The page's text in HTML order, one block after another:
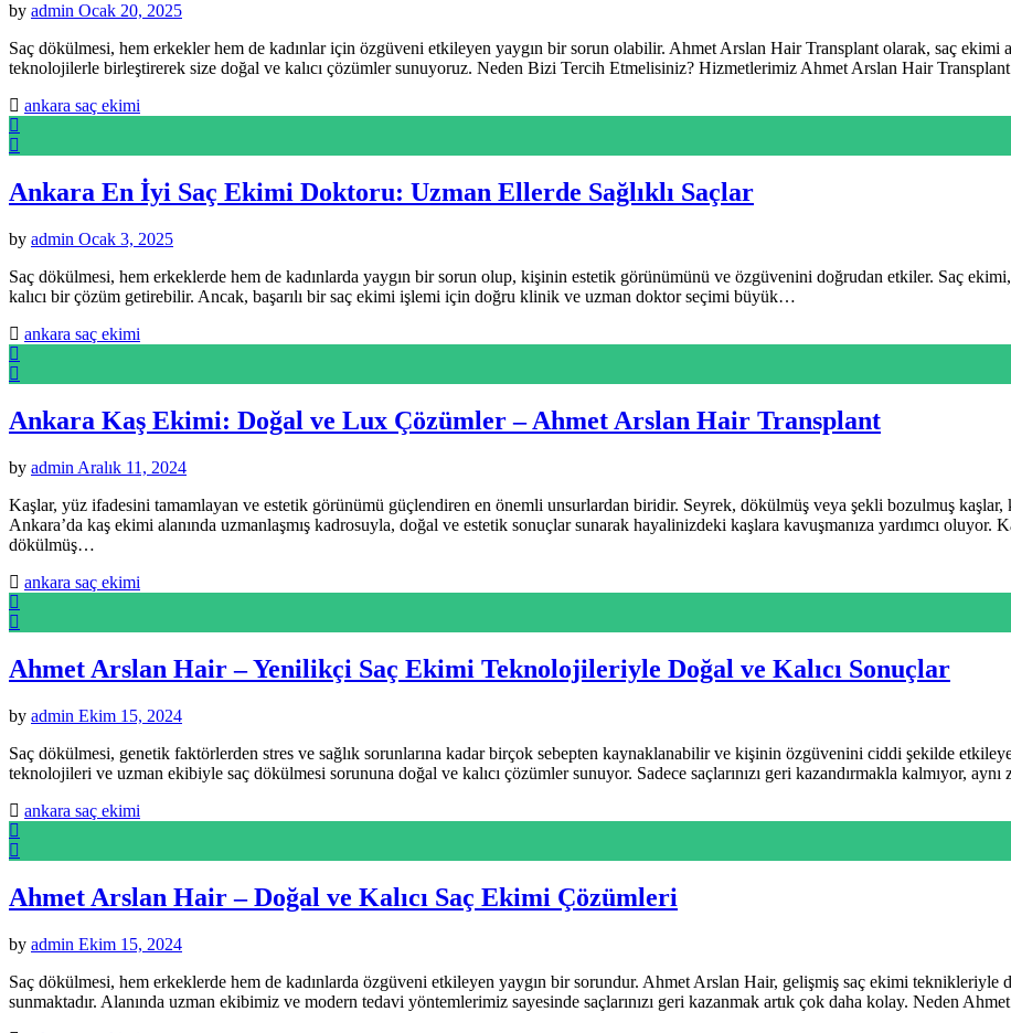
by admin Ocak 20, 2025
Saç dökülmesi, hem erkekler hem de kadınlar için özgüveni etkileyen yaygın bir sorun olabilir. Ahmet Arslan Hair Transplant olarak, saç ekimi
teknolojilerle birleştirerek size doğal ve kalıcı çözümler sunuyoruz. Neden Bizi Tercih Etmelisiniz? Hizmetlerimiz Ahmet Arslan Hair
ankara saç ekimi
Ankara En İyi Saç Ekimi Doktoru: Uzman Ellerde Sağlıklı Saçlar
by admin Ocak 3, 2025
Saç dökülmesi, hem erkeklerde hem de kadınlarda yaygın bir sorun olup, kişinin estetik görünümünü ve özgüvenini doğrudan etkiler. Saç
kalıcı bir çözüm getirebilir. Ancak, başarılı bir saç ekimi işlemi için doğru klinik ve uzman doktor seçimi büyük…
ankara saç ekimi
Ankara Kaş Ekimi: Doğal ve Lux Çözümler – Ahmet Arslan Hair Transplant
by admin Aralık 11, 2024
Kaşlar, yüz ifadesini tamamlayan ve estetik görünümü güçlendiren en önemli unsurlardan biridir. Seyrek, dökülmüş veya şekli bozulmuş
Ankara’da kaş ekimi alanında uzmanlaşmış kadrosuyla, doğal ve estetik sonuçlar sunarak hayalinizdeki kaşlara kavuşmanıza yardımcı
dökülmüş…
ankara saç ekimi
Ahmet Arslan Hair – Yenilikçi Saç Ekimi Teknolojileriyle Doğal ve Kalıcı Sonuçlar
by admin Ekim 15, 2024
Saç dökülmesi, genetik faktörlerden stres ve sağlık sorunlarına kadar birçok sebepten kaynaklanabilir ve kişinin özgüvenini ciddi şekilde
teknolojileri ve uzman ekibiyle saç dökülmesi sorununa doğal ve kalıcı çözümler sunuyor. Sadece saçlarınızı geri kazandırmakla kalmıyor,
ankara saç ekimi
Ahmet Arslan Hair – Doğal ve Kalıcı Saç Ekimi Çözümleri
by admin Ekim 15, 2024
Saç dökülmesi, hem erkeklerde hem de kadınlarda özgüveni etkileyen yaygın bir sorundur. Ahmet Arslan Hair, gelişmiş saç ekimi teknikleriyle
sunmaktadır. Alanında uzman ekibimiz ve modern tedavi yöntemlerimiz sayesinde saçlarınızı geri kazanmak artık çok daha kolay. Neden